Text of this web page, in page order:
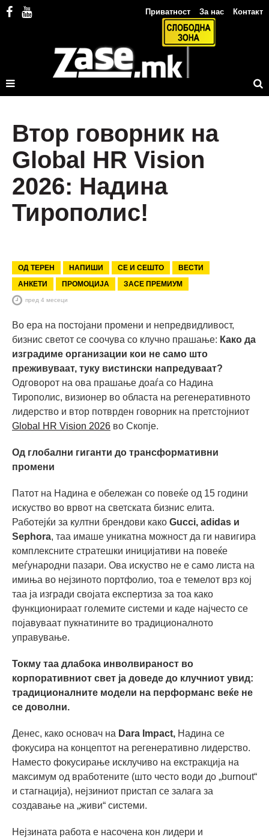
Приватност За нас Контакт
Втор говорник на
Global HR Vision
2026: Надина
Тирополис!
ОД ТЕРЕН НАПИШИ СЕ И СЕШТО
ВЕСТИ
АНКЕТИ
ПРОМОЦИЈА ЗАСЕ ПРЕМИУМ
пред 4 месеци
Во ера на постојани промени и непредвидливост,
бизнис светот се соочува со клучно прашање: Како да
изградиме организации кои не само што
преживуваат, туку вистински напредуваат?
Одговорот на ова прашање доаѓа со Надина
Тирополис, визионер во областа на регенеративното
лидерство и втор потврден говорник на претстојниот
Global HR Vision 2026 во Скопје.
Од глобални гиганти до трансформативни
промени
Патот на Надина е обележан со повеќе од 15 години
искуство во врвот на светската бизнис елита.
Работејќи за култни брендови како Gucci, adidas и
Sephora, таа имаше уникатна можност да ги навигира
комплексните стратешки иницијативи на повеќе
меѓународни пазари. Ова искуство не е само листа на
имиња во нејзиното портфолио, тоа е темелот врз кој
таа ја изгради својата експертиза за тоа како
функционираат големите системи и каде најчесто се
појавуваат пукнатините во традиционалното
управување.
Токму таа длабока инволвираност во
корпоративниот свет ја доведе до клучниот увид:
традиционалните модели на перформанс веќе не
се доволни.
Денес, како основач на Dara Impact, Надина се
фокусира на концептот на регенеративно лидерство.
Наместо фокусирање исклучиво на екстракција на
максимум од вработените (што често води до „burnout“
и стагнација), нејзиниот пристап се залага за
создавање на „живи“ системи.
Нејзината работа е насочена кон лидери и